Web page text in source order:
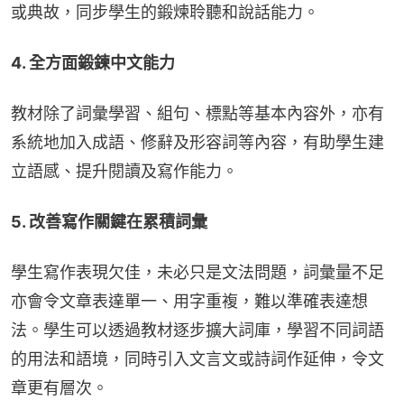
或典故，同步學生的鍛煉聆聽和說話能力。
4. 全方面鍛鍊中文能力
教材除了詞彙學習、組句、標點等基本內容外，亦有
系統地加入成語、修辭及形容詞等內容，有助學生建
立語感、提升閱讀及寫作能力。
5. 改善寫作關鍵在累積詞彙
學生寫作表現欠佳，未必只是文法問題，詞彙量不足
亦會令文章表達單一、用字重複，難以準確表達想
法。學生可以透過教材逐步擴大詞庫，學習不同詞語
的用法和語境，同時引入文言文或詩詞作延伸，令文
章更有層次。